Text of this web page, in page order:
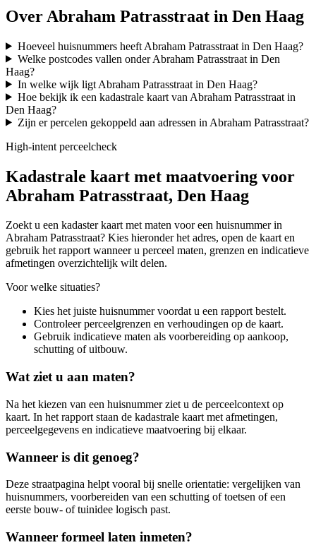
Over Abraham Patrasstraat in Den Haag
Hoeveel huisnummers heeft Abraham Patrasstraat in Den Haag?
Welke postcodes vallen onder Abraham Patrasstraat in Den
Haag?
In welke wijk ligt Abraham Patrasstraat in Den Haag?
Hoe bekijk ik een kadastrale kaart van Abraham Patrasstraat in
Den Haag?
Zijn er percelen gekoppeld aan adressen in Abraham Patrasstraat?
High-intent perceelcheck
Kadastrale kaart met maatvoering voor
Abraham Patrasstraat, Den Haag
Zoekt u een kadaster kaart met maten voor een huisnummer in
Abraham Patrasstraat? Kies hieronder het adres, open de kaart en
gebruik het rapport wanneer u perceel maten, grenzen en indicatieve
afmetingen overzichtelijk wilt delen.
Voor welke situaties?
Kies het juiste huisnummer voordat u een rapport bestelt.
Controleer perceelgrenzen en verhoudingen op de kaart.
Gebruik indicatieve maten als voorbereiding op aankoop,
schutting of uitbouw.
Wat ziet u aan maten?
Na het kiezen van een huisnummer ziet u de perceelcontext op
kaart. In het rapport staan de kadastrale kaart met afmetingen,
perceelgegevens en indicatieve maatvoering bij elkaar.
Wanneer is dit genoeg?
Deze straatpagina helpt vooral bij snelle orientatie: vergelijken van
huisnummers, voorbereiden van een schutting of toetsen of een
eerste bouw- of tuinidee logisch past.
Wanneer formeel laten inmeten?